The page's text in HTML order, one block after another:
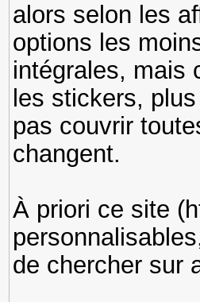
alors selon les
options les
intégrales, mais
les stickers,
pas couvrir
changent.
À priori ce site
de chercher sur